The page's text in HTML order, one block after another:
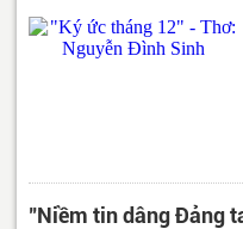
"Niềm tin dâng Đảng